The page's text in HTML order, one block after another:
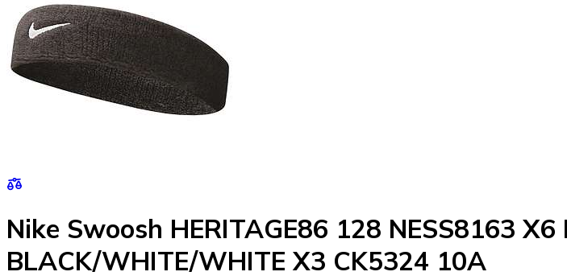
Nike Swoosh HERITAGE86 128 NESS8163
BLACK/WHITE/WHITE X3 CK5324 10A